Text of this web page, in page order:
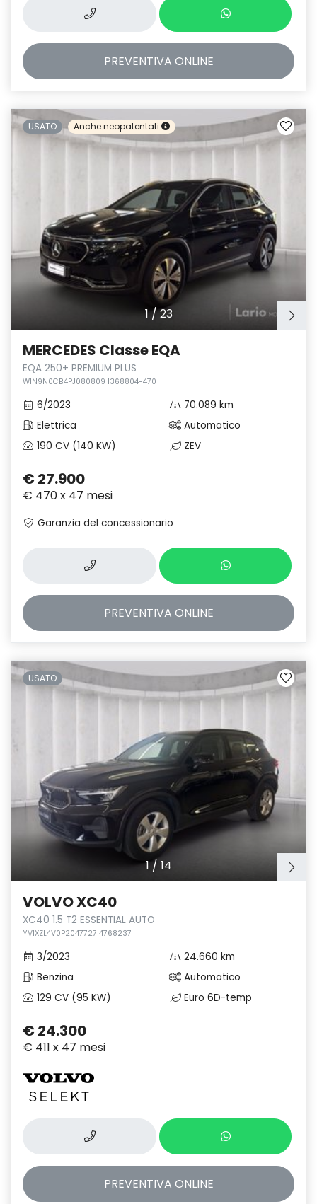
PREVENTIVA ONLINE
1/23
USATO Anche neopatentati
MERCEDES Classe EQA
EQA 250+ PREMIUM PLUS
W1N9N0CB4PJ080809 1368804-470
6/2023
70.089 km
Elettrica
Automatico
190 CV (140 KW)
ZEV
€ 27.900
€ 470 x 47 mesi
Garanzia del concessionario
PREVENTIVA ONLINE
1/ 14
USATO
VOLVO XC40
XC40 1.5 T2 ESSENTIAL AUTO
YV1XZL4V0P2047727 4768237
3/2023
24.660 km
Benzina
Automatico
129 CV (95 KW)
Euro 6D-temp
€ 24.300
€ 411 x 47 mesi
PREVENTIVA ONLINE